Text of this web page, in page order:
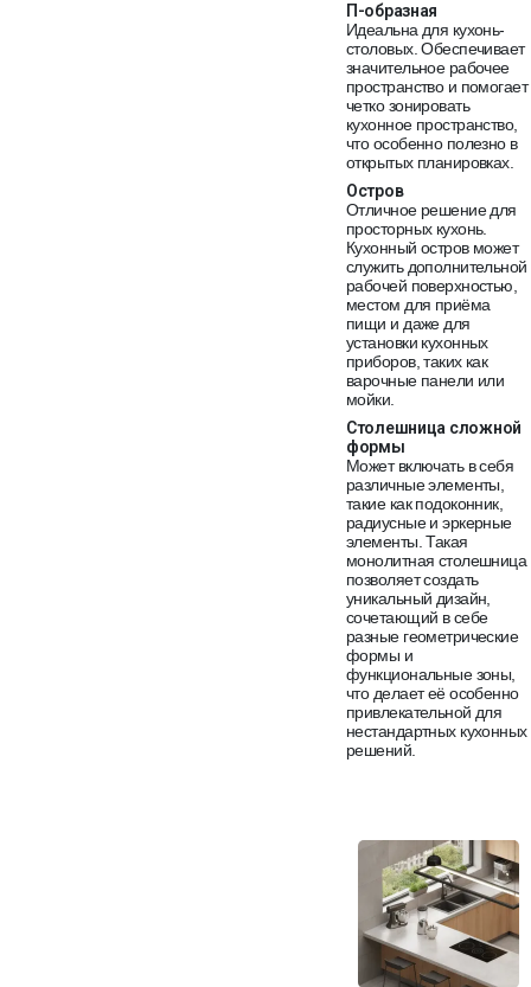
П-образная
Идеальна для кухонь-
столовых. Обеспечивает
значительное рабочее
пространство и помогает
четко зонировать
кухонное пространство,
что особенно полезно в
открытых планировках.
Остров
Отличное решение для
просторных кухонь.
Кухонный остров может
служить дополнительной
рабочей поверхностью,
местом для приёма
пищи и даже для
установки кухонных
приборов, таких как
варочные панели или
мойки.
Столешница сложной
формы
Может включать в себя
различные элементы,
такие как подоконник,
радиусные и эркерные
элементы. Такая
монолитная столешница
позволяет создать
уникальный дизайн,
сочетающий в себе
разные геометрические
формы и
функциональные зоны,
что делает её особенно
привлекательной для
нестандартных кухонных
решений.